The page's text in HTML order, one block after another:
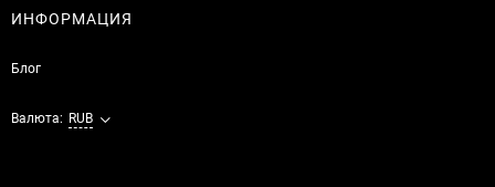
ИНФОРМАЦИЯ
Блог
Валюта: RUB